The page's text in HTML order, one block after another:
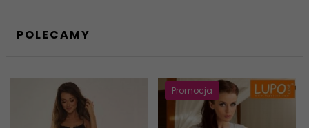
POLECAMY
Promocja